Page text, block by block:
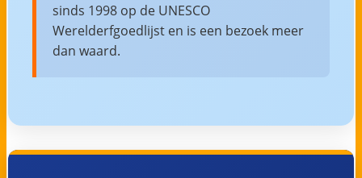
sinds 1998 op de UNESCO
Werelderfgoedlijst en is een bezoek meer
dan waard.